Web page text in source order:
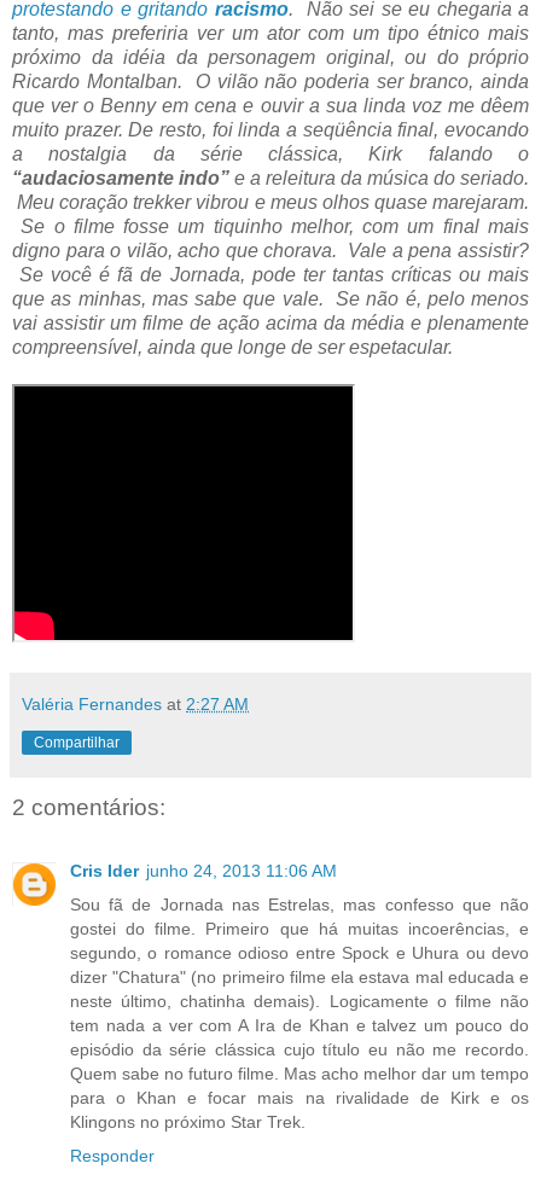
protestando e gritando racismo. Não sei se eu chegaria a
tanto, mas preferiria ver um ator com um tipo étnico mais
próximo da idéia da personagem original, ou do próprio
Ricardo Montalban. O vilão não poderia ser branco, ainda
que ver o Benny em cena e ouvir a sua linda voz me dêem
muito prazer. De resto, foi linda a seqüência final, evocando
a nostalgia da série clássica, Kirk falando o
“audaciosamente indo” e a releitura da música do seriado.
Meu coração trekker vibrou e meus olhos quase marejaram.
Se o filme fosse um tiquinho melhor, com um final mais
digno para o vilão, acho que chorava. Vale a pena assistir?
Se você é fã de Jornada, pode ter tantas críticas ou mais
que as minhas, mas sabe que vale. Se não é, pelo menos
vai assistir um filme de ação acima da média e plenamente
compreensível, ainda que longe de ser espetacular.
Valéria Fernandes at 2:27 AM
Compartilhar
2 comentários:
Cris Ider junho 24, 2013 11:06 AM
Sou fã de Jornada nas Estrelas, mas confesso que não
gostei do filme. Primeiro que há muitas incoerências, e
segundo, o romance odioso entre Spock e Uhura ou devo
dizer "Chatura" (no primeiro filme ela estava mal educada e
neste último, chatinha demais). Logicamente o filme não
tem nada a ver com A Ira de Khan e talvez um pouco do
episódio da série clássica cujo título eu não me recordo.
Quem sabe no futuro filme. Mas acho melhor dar um tempo
para o Khan e focar mais na rivalidade de Kirk e os
Klingons no próximo Star Trek.
Responder